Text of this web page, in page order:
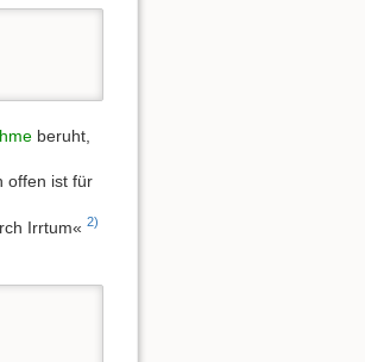
beruht,
offen ist für
Irrtum« 2)